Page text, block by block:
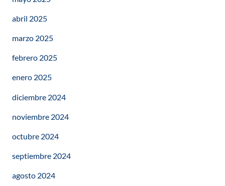
abril 2025
marzo 2025
febrero 2025
enero 2025
diciembre 2024
noviembre 2024
octubre 2024
septiembre 2024
agosto 2024